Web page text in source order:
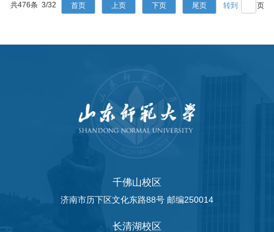
共476条 3/32 首页 上页 下页 尾页 页
千佛山校区
济南市历下区文化东路88号 邮编250014
长清湖校区